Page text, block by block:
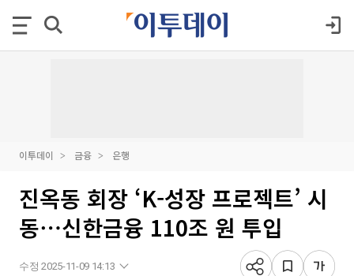
이투데이 금융 은행
진옥동 회장 ‘K-성장 프로젝트’ 시
동⋯신한금융 110조 원 투입
수정 2025-11-09 14:13